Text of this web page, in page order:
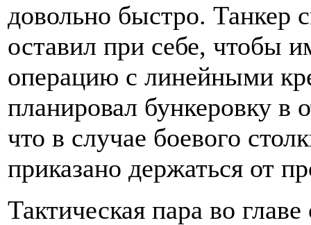
довольно быстро. Танкер
оставил при себе, чтобы
операцию с линейными
планировал бункеровку в
что в случае боевого
приказано держаться от
Тактическая пара во